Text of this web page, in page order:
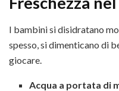
I bambini si disidratano
spesso, si dimenticano di
giocare.
Acqua a portata di